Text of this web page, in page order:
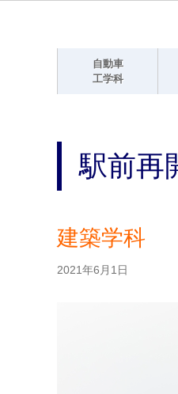
自動車
工学科
駅前再
建築学科
2021年6月1日